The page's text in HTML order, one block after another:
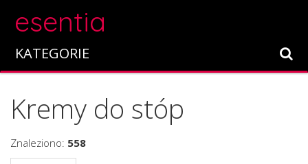
esentia
KATEGORIE
Kremy do stóp
Znaleziono: 558